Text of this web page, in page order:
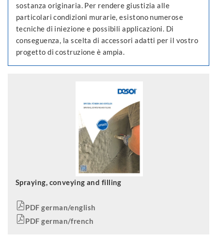
sostanza originaria. Per rendere giustizia alle
particolari condizioni murarie, esistono numerose
tecniche di iniezione e possibili applicazioni. Di
conseguenza, la scelta di accessori adatti per il vostro
progetto di costruzione è ampia.
Spraying, conveying and filling
PDF german/english
PDF german/french